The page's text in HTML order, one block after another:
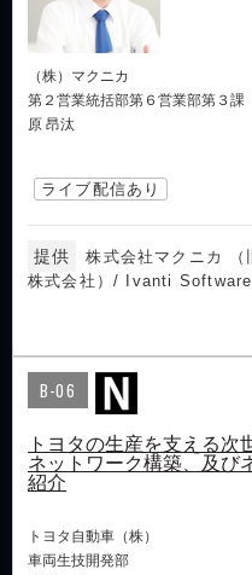
（株）マクニカ
第２営業統括部第６営業部第３課
原 昂汰
ライブ配信あり
提供
株式会社マクニカ （
株式会社）/ Ivanti Software
B-06
トヨタの生産を支える
ネットワーク構築、及び
紹介
トヨタ自動車（株）
車両生技開発部